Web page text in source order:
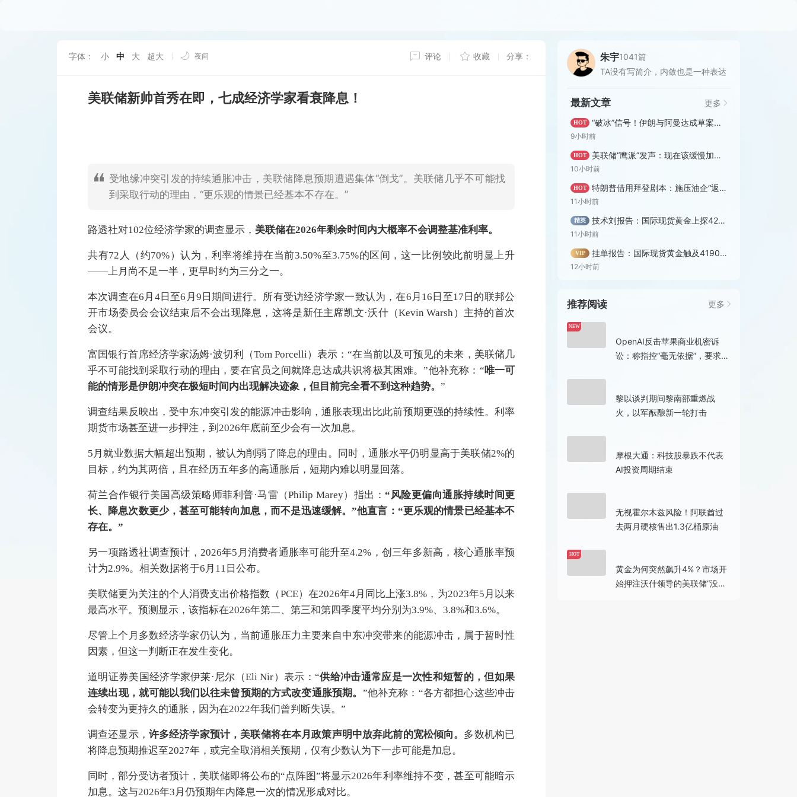
字体： 小 中 大 超大 夜间 评论 收藏 分享：
美联储新帅首秀在即，七成经济学家看衰降息！
受地缘冲突引发的持续通胀冲击，美联储降息预期遭遇集体“倒戈”。美联储几乎不可能找
到采取行动的理由，“更乐观的情景已经基本不存在。”
路透社对102位经济学家的调查显示， 美联储在2026年剩余时间内大概率不会调整基准利率。
共有72人（约70%）认为，利率将维持在当前3.50%至3.75%的区间，这一比例较此前明显上升
——上月尚不足一半，更早时约为三分之一。
本次调查在6月4日至6月9日期间进行。所有受访经济学家一致认为，在6月16日至17日的联邦公
开市场委员会会议结束后不会出现降息，这将是新任主席凯文·沃什（Kevin Warsh）主持的首次
会议。
富国银行首席经济学家汤姆·波切利（Tom Porcelli）表示：“在当前以及可预见的未来，美联储几
乎不可能找到采取行动的理由，要在官员之间就降息达成共识将极其困难。”他补充称：“唯一可
能的情形是伊朗冲突在极短时间内出现解决迹象，但目前完全看不到这种趋势。 ”
调查结果反映出，受中东冲突引发的能源冲击影响，通胀表现出比此前预期更强的持续性。利率
期货市场甚至进一步押注，到2026年底前至少会有一次加息。
5月就业数据大幅超出预期，被认为削弱了降息的理由。同时，通胀水平仍明显高于美联储2%的
目标，约为其两倍，且在经历五年多的高通胀后，短期内难以明显回落。
荷兰合作银行美国高级策略师菲利普·马雷（Philip Marey）指出：“风险更偏向通胀持续时间更
长、降息次数更少，甚至可能转向加息，而不是迅速缓解。”他直言：“更乐观的情景已经基本不
存在。”
另一项路透社调查预计，2026年5月消费者通胀率可能升至4.2%，创三年多新高，核心通胀率预
计为2.9%。相关数据将于6月11日公布。
美联储更为关注的个人消费支出价格指数（PCE）在2026年4月同比上涨3.8%，为2023年5月以来
最高水平。预测显示，该指标在2026年第二、第三和第四季度平均分别为3.9%、3.8%和3.6%。
尽管上个月多数经济学家仍认为，当前通胀压力主要来自中东冲突带来的能源冲击，属于暂时性
因素，但这一判断正在发生变化。
道明证券美国经济学家伊莱·尼尔（Eli Nir）表示：“供给冲击通常应是一次性和短暂的，但如果
连续出现，就可能以我们以往未曾预期的方式改变通胀预期。 ”他补充称：“各方都担心这些冲击
会转变为更持久的通胀，因为在2022年我们曾判断失误。”
调查还显示， 许多经济学家预计，美联储将在本月政策声明中放弃此前的宽松倾向。 多数机构已
将降息预期推迟至2027年，或完全取消相关预期，仅有少数认为下一步可能是加息。
同时，部分受访者预计，美联储即将公布的“点阵图”将显示2026年利率维持不变，甚至可能暗示
加息。这与2026年3月仍预期年内降息一次的情况形成对比。
朱宇1041篇
TA没有写简介，内敛也是一种表达
最新文章 更多
HOT “破冰”信号！伊朗与阿曼达成草案，美方解除相关航司制裁
9小时前
HOT 美联储“鹰派”发声：现在该缓慢加息了！
10小时前
HOT 特朗普借用拜登剧本：施压油企“返利于民”
11小时前
精英 技术刘报告：国际现货黄金上探4200美元 美指维持承压格局
11小时前
VIP 挂单报告：国际现货黄金触及4190大关 欧美警惕一处下行押注
12小时前
推荐阅读 更多
NEW
OpenAI反击苹果商业机密诉
讼：称指控“毫无依据”，要求法
黎以谈判期间黎南部重燃战
火，以军酝酿新一轮打击
摩根大通：科技股暴跌不代表
AI投资周期结束
无视霍尔木兹风险！阿联酋过
去两月硬核售出1.3亿桶原油
HOT
黄金为何突然飙升4%？市场开
始押注沃什领导的美联储“没那